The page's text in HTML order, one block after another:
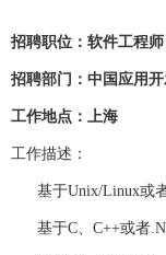
招聘职位 ：软件工程
招聘部门 ：中国应用
工作地点 ：上海
工作描述 ：
基于Unix/Linux或
基于C、C++或者